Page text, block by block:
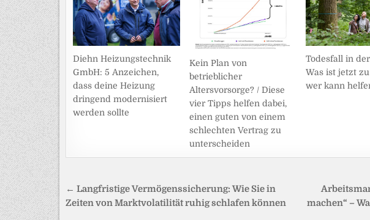
Diehn Heizungstechnik
GmbH: 5 Anzeichen,
dass deine Heizung
dringend modernisiert
werden sollte
Kein Plan von
betrieblicher
Altersvorsorge? / Diese
vier Tipps helfen dabei,
einen guten von einem
schlechten Vertrag zu
unterscheiden
Todesfall in
Was ist jetzt
wer kann
Beitragsnavigation
machen“ –
← Langfristige Vermögenssicherung: Wie Sie in
Zeiten von Marktvolatilität ruhig schlafen können